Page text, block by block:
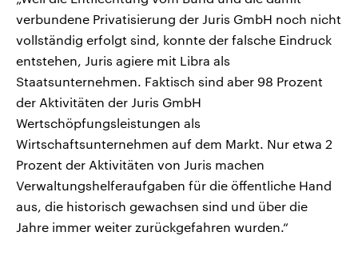
verbundene Privatisierung der Juris GmbH noch nicht
vollständig erfolgt sind, konnte der falsche Eindruck
entstehen, Juris agiere mit Libra als
Staatsunternehmen. Faktisch sind aber 98 Prozent
der Aktivitäten der Juris GmbH
Wertschöpfungsleistungen als
Wirtschaftsunternehmen auf dem Markt. Nur etwa 2
Prozent der Aktivitäten von Juris machen
Verwaltungshelferaufgaben für die öffentliche Hand
aus, die historisch gewachsen sind und über die
Jahre immer weiter zurückgefahren wurden.“